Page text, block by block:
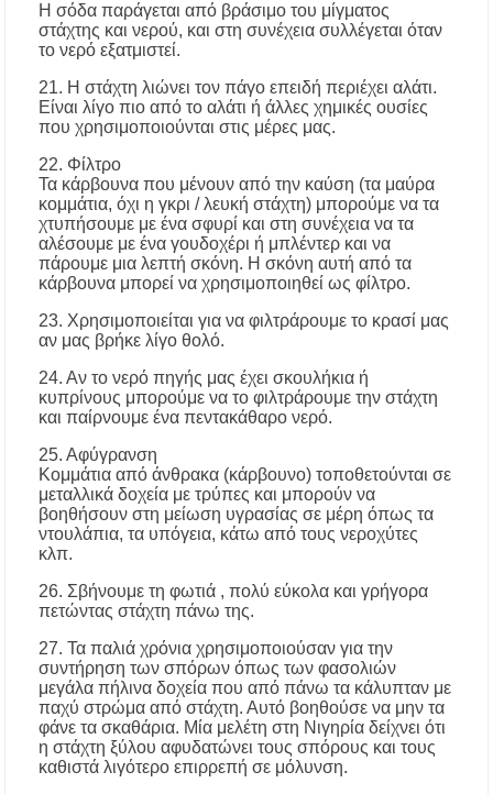
Η σόδα παράγεται από βράσιμο του μίγματος
στάχτης και νερού, και στη συνέχεια συλλέγεται όταν
το νερό εξατμιστεί.
21. Η στάχτη λιώνει τον πάγο επειδή περιέχει αλάτι.
Είναι λίγο πιο από το αλάτι ή άλλες χημικές ουσίες
που χρησιμοποιούνται στις μέρες μας.
22. Φίλτρο
Τα κάρβουνα που μένουν από την καύση (τα μαύρα
κομμάτια, όχι η γκρι / λευκή στάχτη) μπορούμε να τα
χτυπήσουμε με ένα σφυρί και στη συνέχεια να τα
αλέσουμε με ένα γουδοχέρι ή μπλέντερ και να
πάρουμε μια λεπτή σκόνη. Η σκόνη αυτή από τα
κάρβουνα μπορεί να χρησιμοποιηθεί ως φίλτρο.
23. Χρησιμοποιείται για να φιλτράρουμε το κρασί μας
αν μας βρήκε λίγο θολό.
24. Αν το νερό πηγής μας έχει σκουλήκια ή
κυπρίνους μπορούμε να το φιλτράρουμε την στάχτη
και παίρνουμε ένα πεντακάθαρο νερό.
25. Αφύγρανση
Κομμάτια από άνθρακα (κάρβουνο) τοποθετούνται σε
μεταλλικά δοχεία με τρύπες και μπορούν να
βοηθήσουν στη μείωση υγρασίας σε μέρη όπως τα
ντουλάπια, τα υπόγεια, κάτω από τους νεροχύτες
κλπ.
26. Σβήνουμε τη φωτιά , πολύ εύκολα και γρήγορα
πετώντας στάχτη πάνω της.
27. Τα παλιά χρόνια χρησιμοποιούσαν για την
συντήρηση των σπόρων όπως των φασολιών
μεγάλα πήλινα δοχεία που από πάνω τα κάλυπταν με
παχύ στρώμα από στάχτη. Αυτό βοηθούσε να μην τα
φάνε τα σκαθάρια. Μία μελέτη στη Νιγηρία δείχνει ότι
η στάχτη ξύλου αφυδατώνει τους σπόρους και τους
καθιστά λιγότερο επιρρεπή σε μόλυνση.